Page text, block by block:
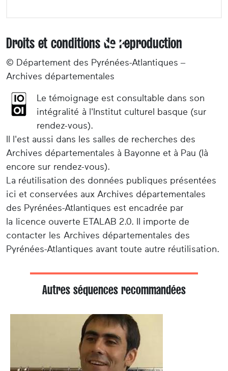
Droits et conditions de reproduction
© Département des Pyrénées-Atlantiques –
Archives départementales
Le témoignage est consultable dans son
intégralité à l'Institut culturel basque (sur
rendez-vous).
Il l'est aussi dans les salles de recherches des
Archives départementales à Bayonne et à Pau (là
encore sur rendez-vous).
La réutilisation des données publiques présentées
ici et conservées aux Archives départementales
des Pyrénées-Atlantiques est encadrée par
la licence ouverte ETALAB 2.0. Il importe de
contacter les Archives départementales des
Pyrénées-Atlantiques avant toute autre réutilisation.
Autres séquences recommandées